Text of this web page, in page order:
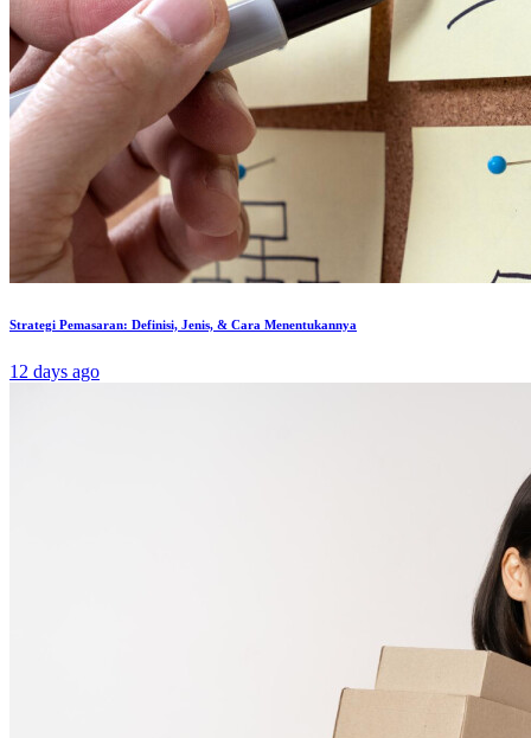
Strategi Pemasaran: Definisi, Jenis, & Cara Menentukannya
12 days ago